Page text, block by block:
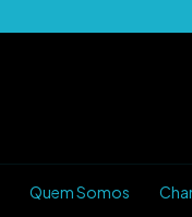
Quem Somos